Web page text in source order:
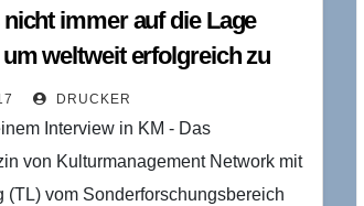
immer auf die Lage
weltweit erfolgreich zu
DRUCKER
Interview in KM - Das
von Kulturmanagement Network mit
(TL) vom Sonderforschungsbereich